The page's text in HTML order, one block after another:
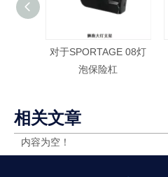
对于SPORTAGE 08灯
泡保险杠
相关文章
内容为空！